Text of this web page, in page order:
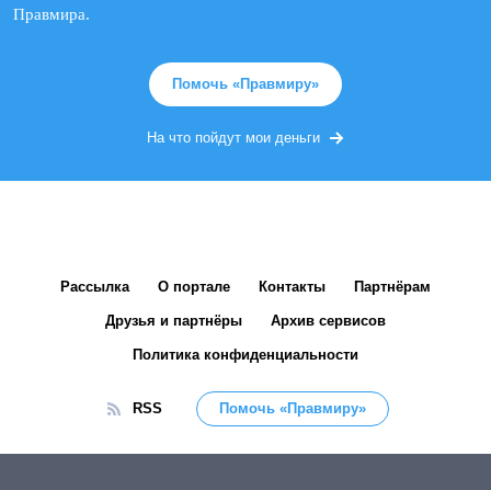
Правмира.
Помочь «Правмиру»
На что пойдут мои деньги
Рассылка О портале Контакты Партнёрам
Друзья и партнёры Архив сервисов
Политика конфиденциальности
RSS Помочь «Правмиру»